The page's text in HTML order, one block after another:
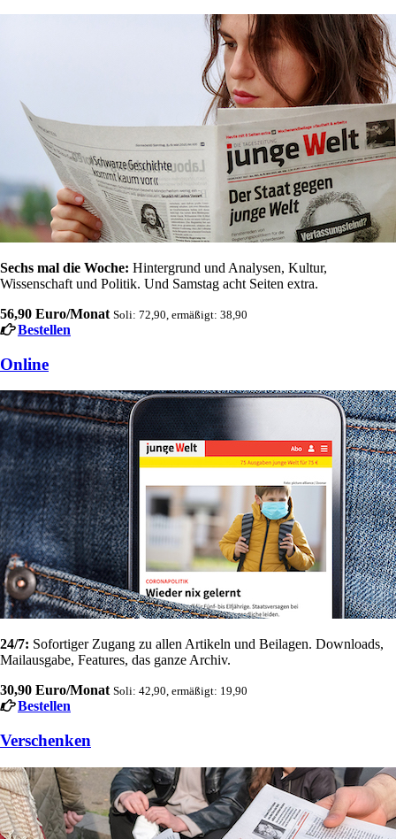
Sechs mal die Woche: Hintergrund und Analysen, Kultur,
Wissenschaft und Politik. Und Samstag acht Seiten extra.
56,90 Euro/Monat Soli: 72,90, ermäßigt: 38,90
Bestellen
Online
24/7: Sofortiger Zugang zu allen Artikeln und Beilagen. Downloads,
Mailausgabe, Features, das ganze Archiv.
30,90 Euro/Monat Soli: 42,90, ermäßigt: 19,90
Bestellen
Verschenken